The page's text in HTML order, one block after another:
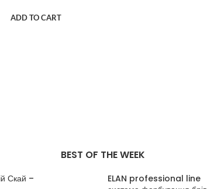
ADD TO CART
Скай –
BEST OF THE WEEK
ELAN professional line